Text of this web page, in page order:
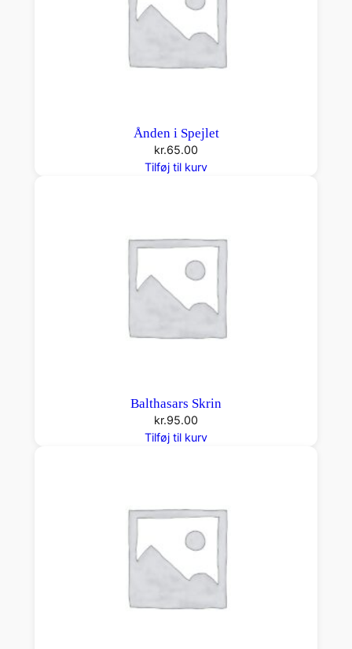
Ånden i Spejlet
kr.65.00
Tilføj til kurv
Balthasars Skrin
kr.95.00
Tilføj til kurv